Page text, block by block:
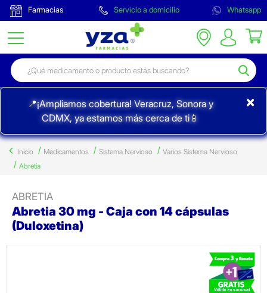
Farmacias Servicio a domicilio Whatsapp
📍¡Ampliamos cobertura! Veracruz, Sonora y
CDMX, ya estamos más cerca de ti📱
×
Inicio Medicamentos Sistema Nervioso
Varios Sistema Nervioso
Abretia
ABRETIA
Abretia 30 mg - Caja con 14 cápsulas
(Duloxetina)